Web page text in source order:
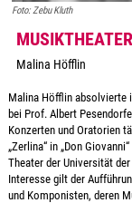
Foto: Zebu Kluth
MUSIKTHEATER
Malina Höfflin
Malina Höfflin absolvierte
bei Prof. Albert
Konzerten und Oratorien
„Zerlina“ in „Don
Theater der Universität
Interesse gilt der
und Komponisten, deren